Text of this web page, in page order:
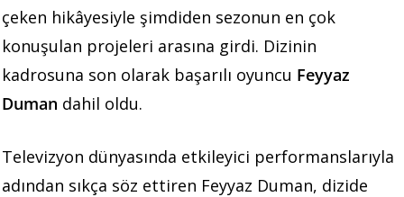
çeken hikâyesiyle şimdiden sezonun en çok
konuşulan projeleri arasına girdi. Dizinin
kadrosuna son olarak başarılı oyuncu Feyyaz
Duman dahil oldu.
Televizyon dünyasında etkileyici performanslarıyla
adından sıkça söz ettiren Feyyaz Duman, dizide